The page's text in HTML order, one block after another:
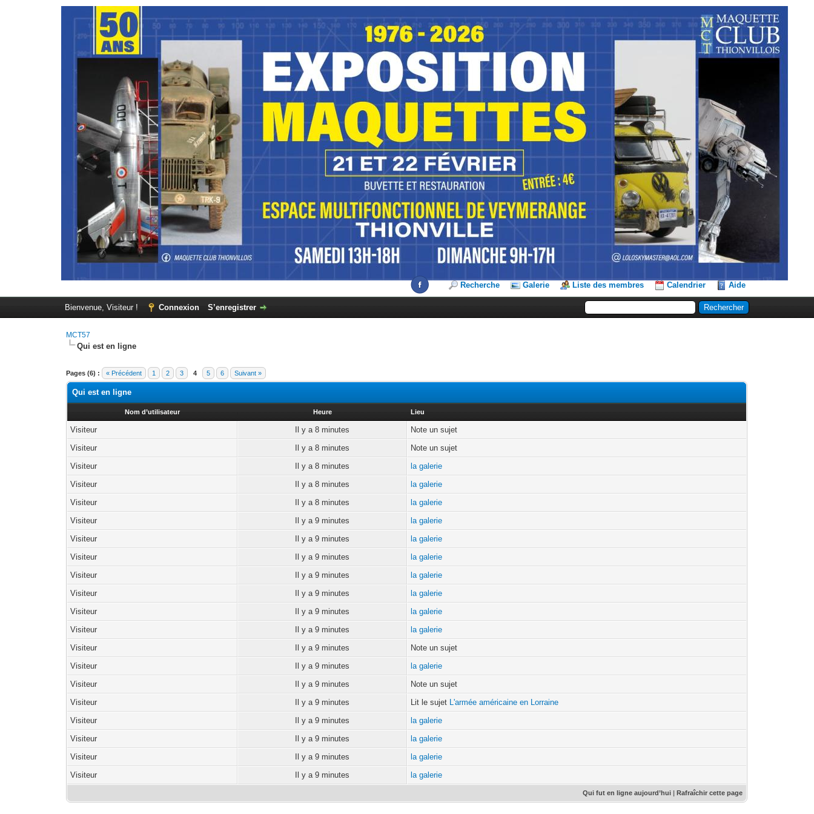
Recherche Galerie Liste des membres Calendrier Aide
Bienvenue, Visiteur ! Connexion S’enregistrer
MCT57
Qui est en ligne
Pages (6) : « Précédent 1 2 3 4 5 6 Suivant »
Qui est en ligne
Nom d’utilisateur Heure Lieu
Visiteur Il y a 8 minutes
Note un sujet
Visiteur
Il y a 8 minutes
Note un sujet
Visiteur
Il y a 8 minutes
la galerie
Visiteur
Il y a 8 minutes
la galerie
Visiteur
Il y a 8 minutes
la galerie
Visiteur
Il y a 9 minutes
la galerie
Visiteur
Il y a 9 minutes
la galerie
Visiteur
Il y a 9 minutes
la galerie
Visiteur
Il y a 9 minutes
la galerie
Visiteur
Il y a 9 minutes
la galerie
Visiteur
Il y a 9 minutes
la galerie
Visiteur
Il y a 9 minutes
la galerie
Visiteur
Il y a 9 minutes
Note un sujet
Visiteur
Il y a 9 minutes
la galerie
Visiteur
Il y a 9 minutes
Note un sujet
Visiteur
Il y a 9 minutes Lit le sujet L'armée américaine en Lorraine
Visiteur
Il y a 9 minutes
la galerie
Visiteur
Il y a 9 minutes
la galerie
Visiteur
Il y a 9 minutes
la galerie
Visiteur
Il y a 9 minutes la galerie
Qui fut en ligne aujourd’hui |Rafraîchir cette page